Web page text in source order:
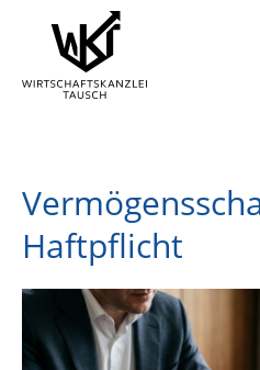
Haftpflicht